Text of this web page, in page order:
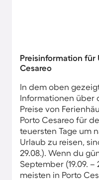
Preisinformation
Cesareo
In dem oben
Informationen über
Preise von
Porto Cesareo für
teuersten Tage um
Urlaub zu reisen,
29.08.). Wenn du
September (19.09. –
meisten in Porto